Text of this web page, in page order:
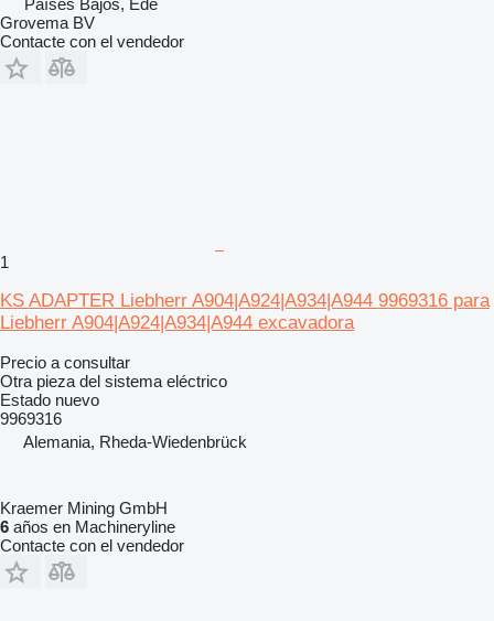
Grovema BV
Contacte con el vendedor
1
KS ADAPTER Liebherr A904|A924|A934|A944 9969316 para
Liebherr A904|A924|A934|A944 excavadora
Precio a consultar
Otra pieza del sistema eléctrico
Estado nuevo
9969316
Alemania, Rheda-Wiedenbrück
Kraemer Mining GmbH
6 años en Machineryline
Contacte con el vendedor